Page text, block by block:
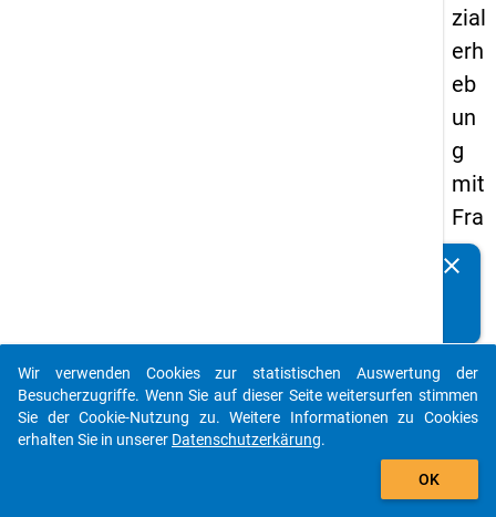
zial
erh
eb
un
g
mit
Fra
ge
de
n
Au
clear
auto_stories
add_shopping_cart
Wir verwenden Cookies zur statistischen Auswertung der
Besucherzugriffe. Wenn Sie auf dieser Seite weitersurfen stimmen
Sie der Cookie-Nutzung zu. Weitere Informationen zu Cookies
erhalten Sie in unserer Datenschutzerkärung.
OK